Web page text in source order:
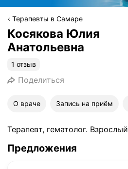
Терапевты в Самаре
Косякова Юлия
Анатольевна
1 отзыв
Поделиться
О враче Запись на приём
Терапевт, гематолог. Взрослый
Предложения